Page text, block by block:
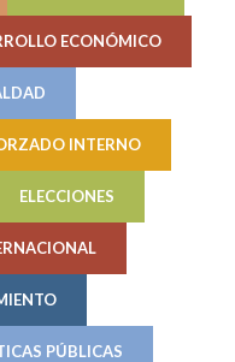
ECONÓMICO
INTERNO
ELECCIONES
PÚBLICAS